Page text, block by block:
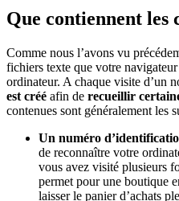
Que contiennent les
Comme nous l’avons vu
fichiers texte que votre
ordinateur. A chaque visite d’un
est créé afin de recueillir
contenues sont généralement les
Un numéro
de reconnaître votre
vous avez visité plusieurs
permet pour une boutique
laisser le panier d’achats